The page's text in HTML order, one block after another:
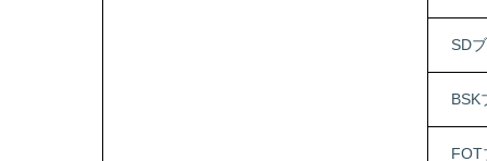
SD
BSK
FOT